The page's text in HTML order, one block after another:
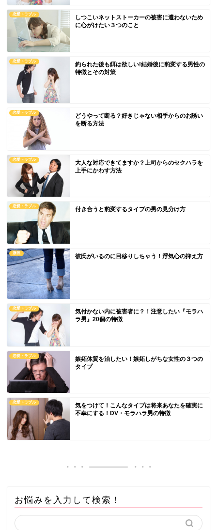
恋愛トラブル
しつこいネットストーカーの被害に遭わないため
に心がけたい３つのこと
恋愛トラブル
釣られた後も餌は欲しい!結婚後に豹変する男性の
特徴とその対策
恋愛トラブル
どうやって断る？好きじゃない相手からのお誘い
を断る方法
恋愛トラブル
大人な対応できてますか？上司からのセクハラを
上手にかわす方法
恋愛トラブル 付き合うと豹変するタイプの男の見分け方
浮気 彼氏がいるのに目移りしちゃう！浮気心の抑え方
恋愛トラブル
気付かない内に被害者に？！注意したい『モラハ
ラ男』20個の特徴
恋愛トラブル
嫉妬体質を治したい！嫉妬しがちな女性の３つの
タイプ
恋愛トラブル
気をつけて！こんなタイプは将来あなたを確実に
不幸にする！DV・モラハラ男の特徴
お悩みを入力して検索！